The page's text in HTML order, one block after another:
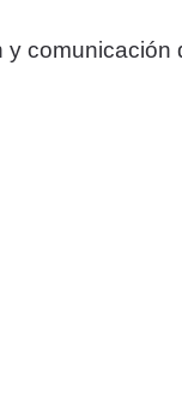
comunicación